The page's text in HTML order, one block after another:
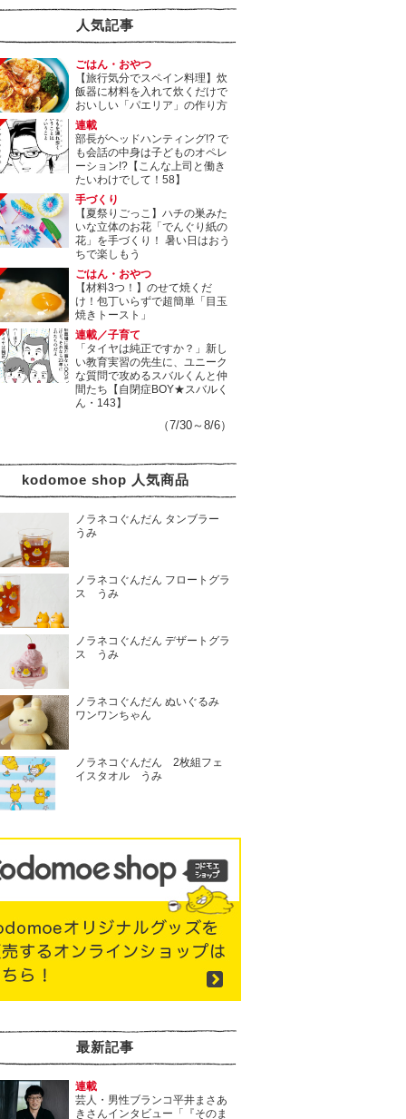
人気記事
ごはん・おやつ
【旅行気分でスペイン料理】炊
飯器に材料を入れて炊くだけで
おいしい「パエリア」の作り方
連載
部長がヘッドハンティング!? で
も会話の中身は子どものオペレ
ーション!?【こんな上司と働き
たいわけでして！58】
手づくり
【夏祭りごっこ】ハチの巣みた
いな立体のお花「でんぐり紙の
花」を手づくり！ 暑い日はおう
ちで楽しもう
ごはん・おやつ
【材料3つ！】のせて焼くだ
け！包丁いらずで超簡単「目玉
焼きトースト」
連載／子育て
「タイヤは純正ですか？」新し
い教育実習の先生に、ユニーク
な質問で攻めるスバルくんと仲
間たち【自閉症BOY★スバルく
ん・143】
（7/30～8/6）
kodomoe shop 人気商品
ノラネコぐんだん タンブラー
うみ
ノラネコぐんだん フロートグラ
ス うみ
ノラネコぐんだん デザートグラ
ス うみ
ノラネコぐんだん ぬいぐるみ
ワンワンちゃん
ノラネコぐんだん 2枚組フェ
イスタオル うみ
最新記事
連載
芸人・男性ブランコ平井まさあ
きさんインタビュー「『そのま